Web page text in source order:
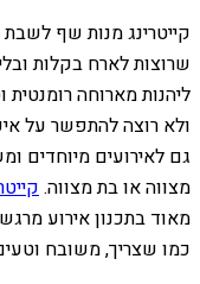
קייטרינג מנות שף
שרוצות לארח בקלות
ליהנות מארוחה
ולא רוצה להתפשר על
גם לאירועים מיוחדים
מצווה או בת מצווה.
מאוד בתכנון אירוע
כמו שצריך, משובח